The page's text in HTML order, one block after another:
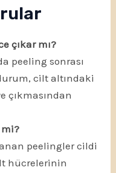
çıkar mı?
peeling sonrası
cilt altındaki
çıkmasından
peelingler cildi
hücrelerinin